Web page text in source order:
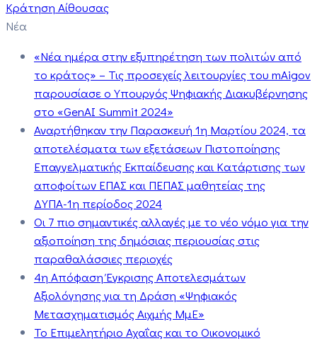
Κράτηση Αίθουσας
Νέα
«Νέα ημέρα στην εξυπηρέτηση των πολιτών από
το κράτος» – Τις προσεχείς λειτουργίες του mAigov
παρουσίασε ο Υπουργός Ψηφιακής Διακυβέρνησης
στο «GenAI Summit 2024»
Αναρτήθηκαν την Παρασκευή 1η Μαρτίου 2024, τα
αποτελέσματα των εξετάσεων Πιστοποίησης
Επαγγελματικής Εκπαίδευσης και Κατάρτισης των
αποφοίτων ΕΠΑΣ και ΠΕΠΑΣ μαθητείας της
ΔΥΠΑ-1η περίοδος 2024
Οι 7 πιο σημαντικές αλλαγές με το νέο νόμο για την
αξιοποίηση της δημόσιας περιουσίας στις
παραθαλάσσιες περιοχές
4η Απόφαση Έγκρισης Αποτελεσμάτων
Αξιολόγησης για τη Δράση «Ψηφιακός
Μετασχηματισμός Αιχμής ΜμΕ»
Το Επιμελητήριο Αχαΐας και το Οικονομικό